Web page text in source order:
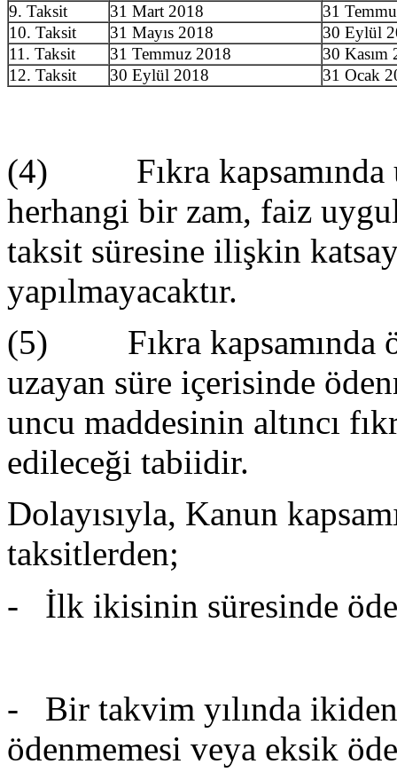
9. Taksit
31 Mart 2018
31
10. Taksit
31 Mayıs 2018
30 Eylül
11. Taksit
31 Temmuz 2018
30 Kasım
12. Taksit
30 Eylül 2018 31 Ocak
(4) Fıkra kapsamında
herhangi bir zam, faiz
taksit süresine ilişkin
yapılmayacaktır.
(5) Fıkra kapsamında
uzayan süre içerisinde
uncu maddesinin altıncı
edileceği tabiidir.
Dolayısıyla, Kanun
taksitlerden;
- İlk ikisinin süresinde
- Bir takvim yılında
ödenmemesi veya eksik